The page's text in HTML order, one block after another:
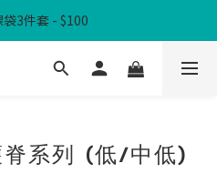
本地運費
袋3件套 - $100
免本地運費
系列 (低/中低)